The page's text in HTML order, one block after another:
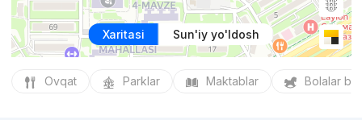
Xaritasi Sun'iy yo'ldosh
Ovqat Parklar Maktablar Bolalar